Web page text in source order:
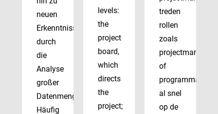
neuen
Erkenntnissen
durch
die
Analyse
großer
Datenmengen.
Häufig
levels:
the
project
board,
which
directs
the
project;
treden
rollen
zoals
projectmanager
of
al snel
op de